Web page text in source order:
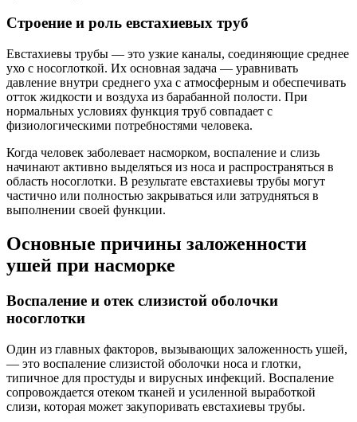
Строение и роль евстахиевых труб
Евстахиевы трубы — это узкие каналы, соединяющие среднее
ухо с носоглоткой. Их основная задача — уравнивать
давление внутри среднего уха с атмосферным и обеспечивать
отток жидкости и воздуха из барабанной полости. При
нормальных условиях функция труб совпадает с
физиологическими потребностями человека.
Когда человек заболевает насморком, воспаление и слизь
начинают активно выделяться из носа и распространяться в
область носоглотки. В результате евстахиевы трубы могут
частично или полностью закрываться или затрудняться в
выполнении своей функции.
Основные причины заложенности
ушей при насморке
Воспаление и отек слизистой оболочки
носоглотки
Один из главных факторов, вызывающих заложенность ушей,
— это воспаление слизистой оболочки носа и глотки,
типичное для простуды и вирусных инфекций. Воспаление
сопровождается отеком тканей и усиленной выработкой
слизи, которая может закупоривать евстахиевы трубы.